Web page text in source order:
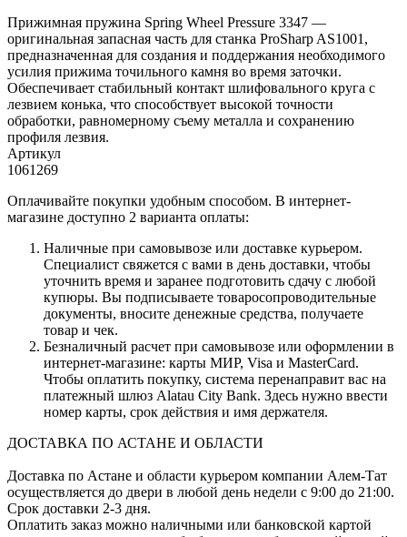
Прижимная пружина Spring Wheel Pressure 3347 —
оригинальная запасная часть для станка ProSharp AS1001,
предназначенная для создания и поддержания необходимого
усилия прижима точильного камня во время заточки.
Обеспечивает стабильный контакт шлифовального круга с
лезвием конька, что способствует высокой точности
обработки, равномерному съему металла и сохранению
профиля лезвия.
Артикул
1061269
Оплачивайте покупки удобным способом. В интернет-
магазине доступно 2 варианта оплаты:
Наличные при самовывозе или доставке курьером.
Специалист свяжется с вами в день доставки, чтобы
уточнить время и заранее подготовить сдачу с любой
купюры. Вы подписываете товаросопроводительные
документы, вносите денежные средства, получаете
товар и чек.
Безналичный расчет при самовывозе или оформлении в
интернет-магазине: карты МИР, Visa и MasterCard.
Чтобы оплатить покупку, система перенаправит вас на
платежный шлюз Alatau City Bank. Здесь нужно ввести
номер карты, срок действия и имя держателя.
ДОСТАВКА ПО АСТАНЕ И ОБЛАСТИ
Доставка по Астане и области курьером компании Алем-Тат
осуществляется до двери в любой день недели с 9:00 до 21:00.
Срок доставки 2-3 дня.
Оплатить заказ можно наличными или банковской картой